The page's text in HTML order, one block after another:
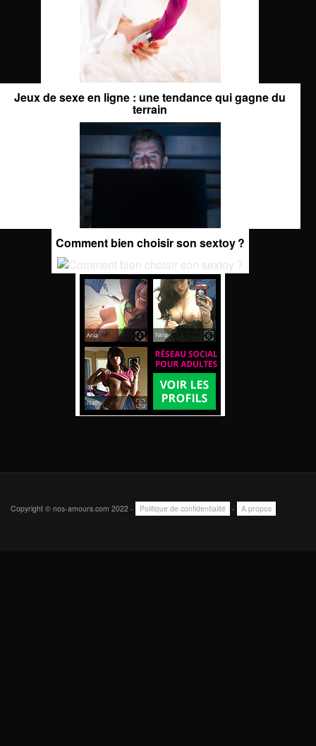
Jeux de sexe en ligne : une tendance qui gagne du
terrain
Comment bien choisir son sextoy ?
Copyright © nos-amours.com 2022 - Politique de confidentialité - A propos